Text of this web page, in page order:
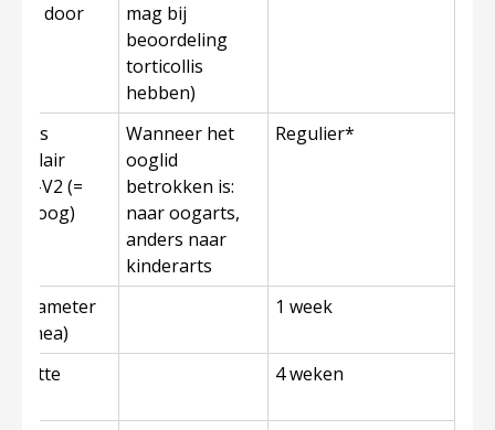
door
mag bij
beoordeling
torticollis
hebben)
V1-V2 (=
oog)
Wanneer het
ooglid
betrokken is:
naar oogarts,
anders naar
kinderarts
Regulier*
1 week
4 weken